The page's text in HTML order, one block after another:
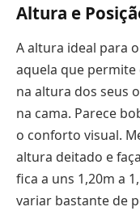
Altura e
A altura ideal para
aquela que permite
na altura dos seus
na cama. Parece
o conforto visual.
altura deitado e
fica a uns 1,20m a
variar bastante de